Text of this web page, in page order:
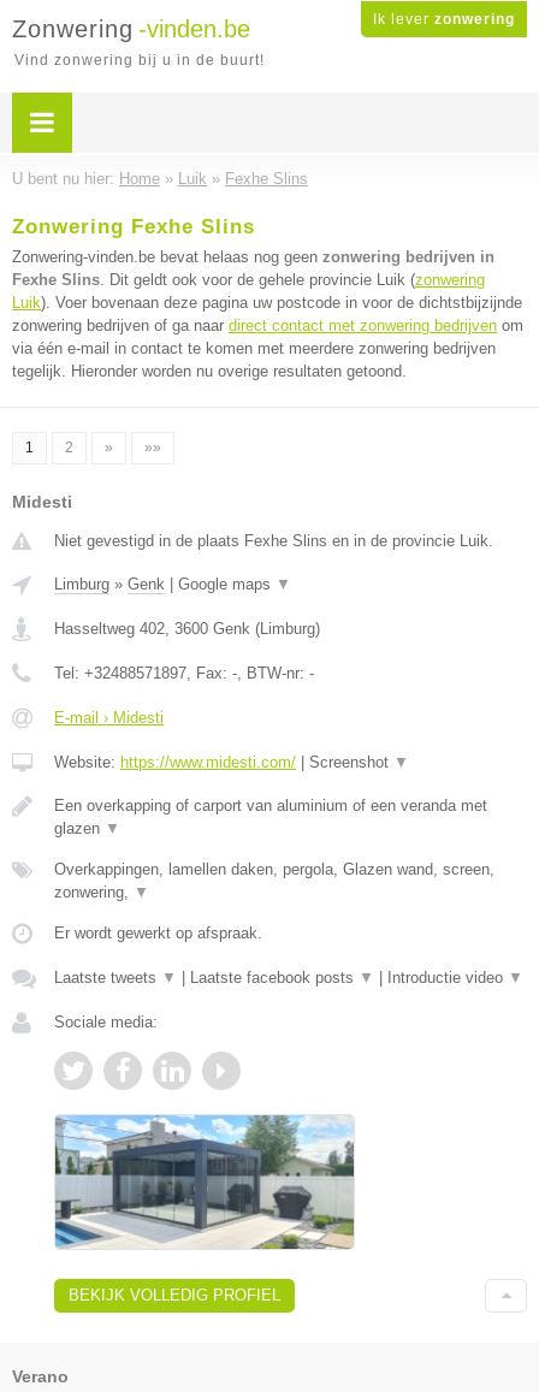
Ik lever zonwering
Zonwering -vinden.be
Vind zonwering bij u in de buurt!
U bent nu hier: Home » Luik » Fexhe Slins
Zonwering Fexhe Slins
Zonwering-vinden.be bevat helaas nog geen zonwering bedrijven in
Fexhe Slins. Dit geldt ook voor de gehele provincie Luik (zonwering
Luik). Voer bovenaan deze pagina uw postcode in voor de dichtstbijzijnde
zonwering bedrijven of ga naar direct contact met zonwering bedrijven om
via één e-mail in contact te komen met meerdere zonwering bedrijven
tegelijk. Hieronder worden nu overige resultaten getoond.
1 2 » »»
Midesti
Niet gevestigd in de plaats Fexhe Slins en in de provincie Luik.
Limburg » Genk Google maps ▼
Hasseltweg 402, 3600 Genk (Limburg)
Tel: +32488571897, Fax: -, BTW-nr: -
E-mail › Midesti
Website: https://www.midesti.com/ Screenshot ▼
Een overkapping of carport van aluminium of een veranda met
glazen ▼
Overkappingen, lamellen daken, pergola, Glazen wand, screen,
zonwering, ▼
Er wordt gewerkt op afspraak.
Laatste tweets ▼ Laatste facebook posts ▼ Introductie video ▼
Sociale media:
BEKIJK VOLLEDIG PROFIEL
Verano